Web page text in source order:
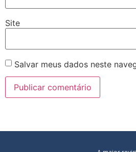
Site
Salvar meus dados neste